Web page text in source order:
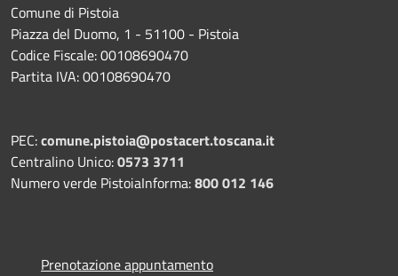
Comune di Pistoia
Piazza del Duomo, 1 - 51100 - Pistoia
Codice Fiscale: 00108690470
Partita IVA: 00108690470
PEC:comune.pistoia@postacert.toscana.it
Centralino Unico:0573 3711
Numero verde PistoiaInforma:800 012 146
Prenotazione appuntamento